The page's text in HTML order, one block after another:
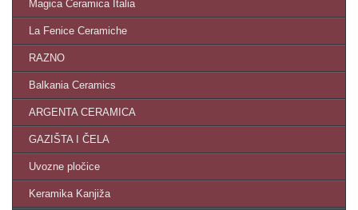
Magica Ceramica Italia
La Fenice Ceramiche
RAZNO
Balkania Ceramics
ARGENTA CERAMICA
GAZIŠTA I ČELA
Uvozne pločice
Keramika Kanjiža